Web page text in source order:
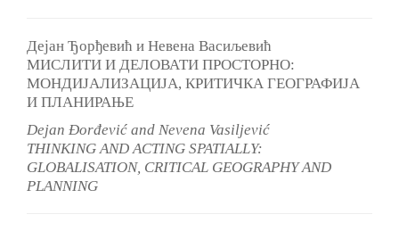
Дејан Ђорђевић и Невена Васиљевић
МИСЛИТИ И ДЕЛОВАТИ ПРОСТОРНО:
МОНДИЈАЛИЗАЦИЈА, КРИТИЧКА ГЕОГРАФИЈА
И ПЛАНИРАЊЕ
Dejan Đorđević and Nevena Vasiljević
THINKING AND ACTING SPATIALLY:
GLOBALISATION, CRITICAL GEOGRAPHY AND
PLANNING